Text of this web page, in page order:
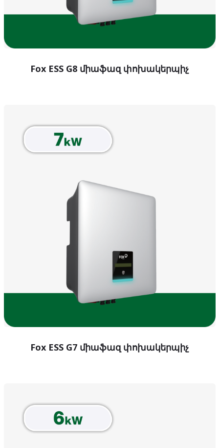
Fox ESS G8 միաֆազ փոխակերպիչ
Fox ESS G7 միաֆազ փոխակերպիչ